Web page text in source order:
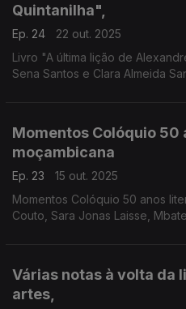
Quintanilha",
Ep. 24
22 out. 2025
Livro "A última lição de
Sena Santos e Clara Almeida
Momentos Colóquio 50
moçambicana
Ep. 23
15 out. 2025
Momentos Colóquio 50 anos
Couto, Sara Jonas Laisse,
Várias notas à volta da
artes,